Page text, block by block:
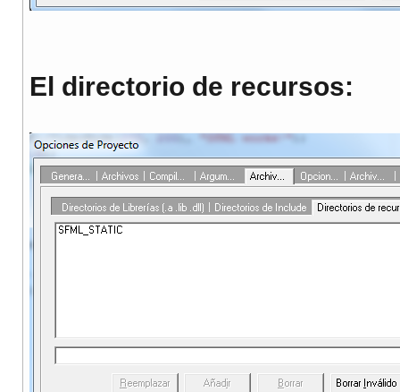
El directorio de recursos: